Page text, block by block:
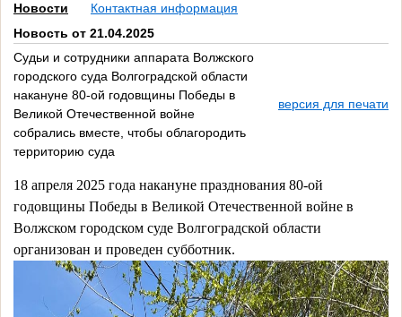
Новости
Контактная информация
Новость от 21.04.2025
Судьи и сотрудники аппарата Волжского
городского суда Волгоградской области
накануне 80-ой годовщины Победы в
Великой Отечественной войне
собрались вместе, чтобы облагородить
территорию суда
версия для печати
18 апреля 2025 года накануне празднования 80-ой
годовщины Победы в Великой Отечественной войне в
Волжском городском суде Волгоградской области
организован и проведен субботник.